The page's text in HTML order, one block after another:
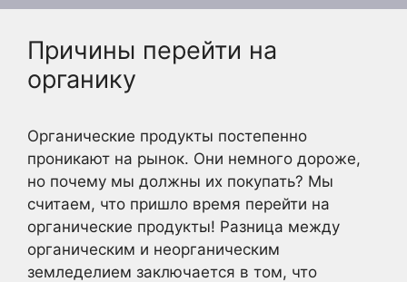
Причины перейти на
органику
Органические продукты постепенно
проникают на рынок. Они немного дороже,
но почему мы должны их покупать? Мы
считаем, что пришло время перейти на
органические продукты! Разница между
органическим и неорганическим
земледелием заключается в том, что